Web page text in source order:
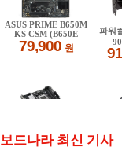
보드나라 최신 기사